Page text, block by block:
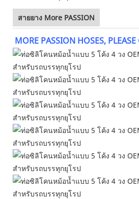
สายยาง More PASSION
MORE PASSION HOSES,